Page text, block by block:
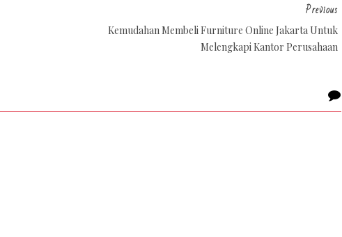
Previous
Kemudahan Membeli Furniture Online Jakarta Untuk
Melengkapi Kantor Perusahaan